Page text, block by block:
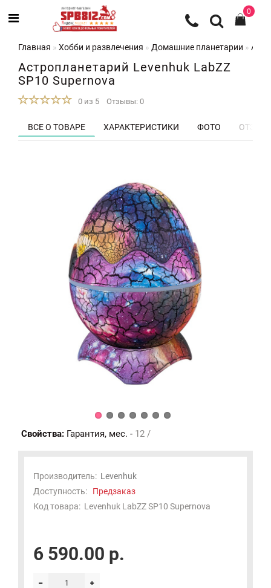
0
Главная Хобби и развлечения Домашние планетарии
Астропланетарий Levenhuk LabZZ
SP10 Supernova
0 из 5 Отзывы: 0
ВСЕ О ТОВАРЕ ХАРАКТЕРИСТИКИ ФОТО
Свойства: Гарантия, мес. - 12 /
Производитель: Levenhuk
Доступность: Предзаказ
Код товара: Levenhuk LabZZ SP10 Supernova
6 590.00 р.